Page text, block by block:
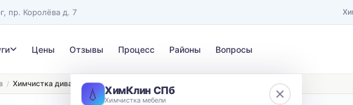
пр. Королёва д. 7
Цены Отзывы Процесс Районы Вопросы
💧 ХимКлин СПб
Химчистка мебели
Химчистка диванов с выездом в Волхов